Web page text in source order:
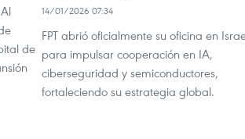
de
14/01/2026 07:34
FPT abrió oficialmente su oficina en
para impulsar cooperación en IA,
ciberseguridad y semiconductores,
fortaleciendo su estrategia global.